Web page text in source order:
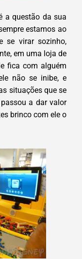
a questão da sua
estamos ao
se virar sozinho,
em uma loja de
fica com alguém
não se inibe, e
situações que se
a dar valor
brinco com ele o